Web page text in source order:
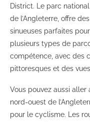
District. Le parc
de l’Angleterre, offre
sinueuses parfaites
plusieurs types de
compétence, avec des
pittoresques et des
Vous pouvez aussi aller
nord-ouest de
pour le cyclisme. Les